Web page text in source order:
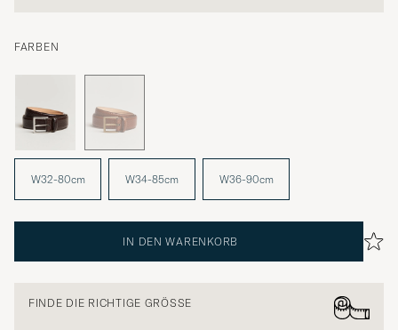
FARBEN
W32-80cm W34-85cm W36-90cm
IN DEN WARENKORB
FINDE DIE RICHTIGE GRÖSSE